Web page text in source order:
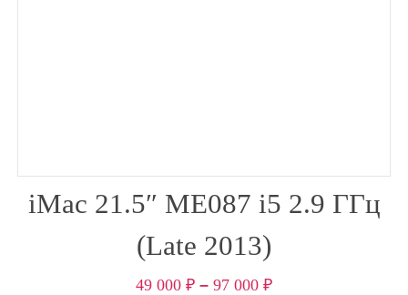
iMac 21.5″ ME087 i5 2.9 ГГц
(Late 2013)
49 000 ₽ – 97 000 ₽